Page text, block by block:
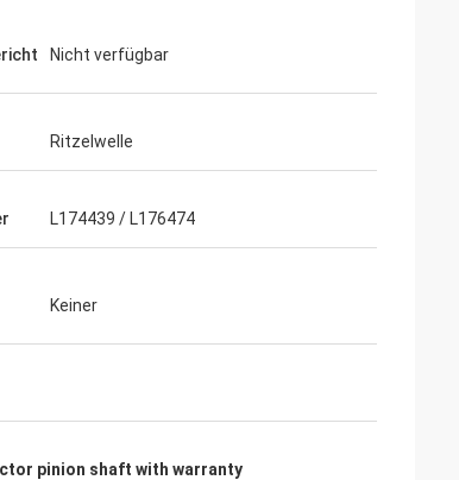
Nicht verfügbar
Ritzelwelle
L174439 / L176474
Keiner
pinion shaft with warranty